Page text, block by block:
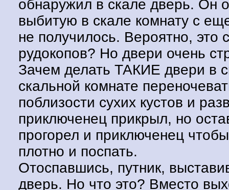
обнаружил в скале дверь. Он
выбитую в скале комнату с
не получилось. Вероятно, это
рудокопов? Но двери очень
Зачем делать ТАКИЕ двери в
скальной комнате
поблизости сухих кустов и
приключенец прикрыл, но
прогорел и приключенец
плотно и поспать.
Отоспавшись, путник,
дверь. Но что это? Вместо